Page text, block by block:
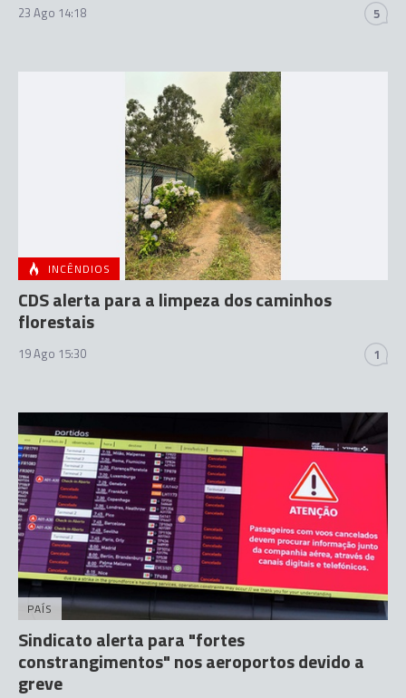
23 Ago 14:18 5
INCÊNDIOS
CDS alerta para a limpeza dos caminhos
florestais
19 Ago 15:30 1
PAÍS
Sindicato alerta para "fortes
constrangimentos" nos aeroportos devido a
greve